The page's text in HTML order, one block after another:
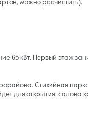
можно расчистить).
65 кВт. Первый этаж
Стихийная
для открытия: салона